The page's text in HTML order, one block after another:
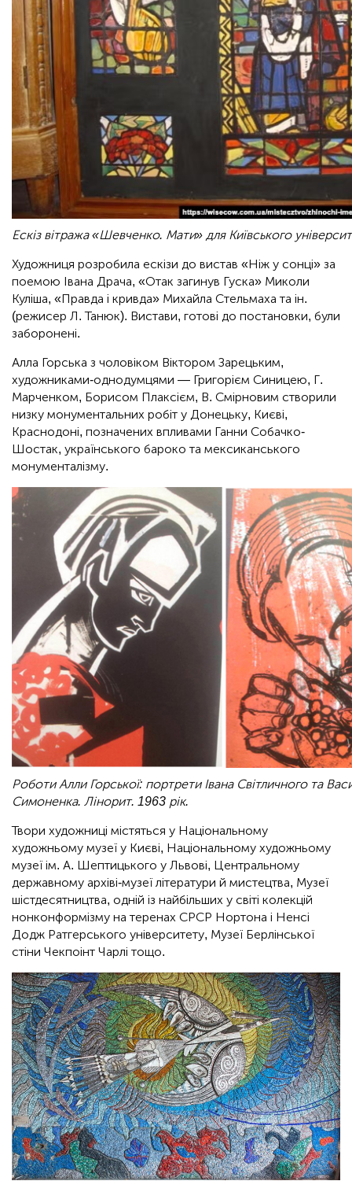
Ескіз вітража «Шевченко. Мати» для Київського
Художниця розробила ескізи до вистав «Ніж у сонці» за
поемою Івана Драча, «Отак загинув Гуска» Миколи
Куліша, «Правда і кривда» Михайла Стельмаха та ін.
(режисер Л. Танюк). Вистави, готові до постановки, були
заборонені.
Алла Горська з чоловіком Віктором Зарецьким,
художниками-однодумцями — Григорієм Синицею, Г.
Марченком, Борисом Плаксієм, В. Смірновим створили
низку монументальних робіт у Донецьку, Києві,
Краснодоні, позначених впливами Ганни Собачко-
Шостак, українського бароко та мексиканського
монументалізму.
Роботи Алли Горської: портрети Івана Світличного та
Симоненка. Лінорит. 1963 рік.
Твори художниці містяться у Національному
художньому музеї у Києві, Національному художньому
музеї ім. А. Шептицького у Львові, Центральному
державному архіві-музеї літератури й мистецтва, Музеї
шістдесятництва, одній із найбільших у світі колекцій
нонконформізму на теренах СРСР Нортона і Ненсі
Додж Ратгерського університету, Музеї Берлінської
стіни Чекпоінт Чарлі тощо.